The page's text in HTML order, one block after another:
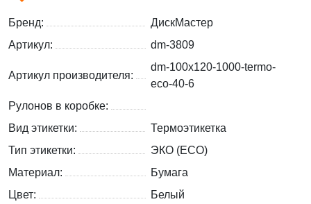
Бренд:
ДискМастер
Артикул:
dm-3809
Артикул производителя:
dm-100x120-1000-termo-
eco-40-6
Рулонов в коробке:
Вид этикетки:
Термоэтикетка
Тип этикетки:
ЭКО (ECO)
Материал:
Бумага
Цвет:
Белый